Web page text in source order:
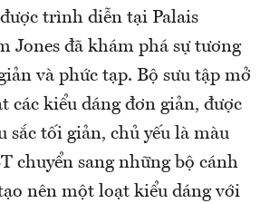
trình diễn tại Palais
Jones đã khám phá sự tương
và phức tạp. Bộ sưu tập mở
các kiểu dáng đơn giản, được
sắc tối giản, chủ yếu là màu
chuyển sang những bộ cánh
nên một loạt kiểu dáng với